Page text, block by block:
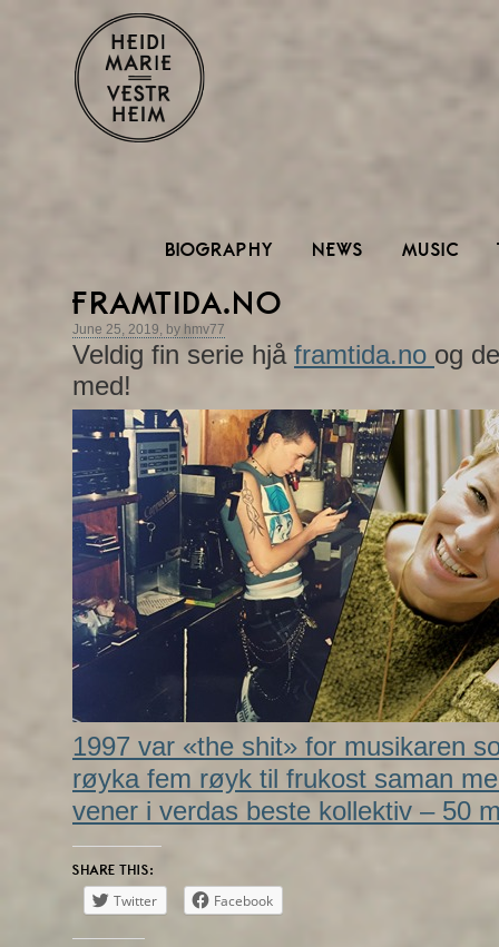
BIOGRAPHY NEWS MUSIC
FRAMTIDA.NO
June 25, 2019, by hmv77
Veldig fin serie hjå framtida.no og
med!
1997 var «the shit» for musikaren
røyka fem røyk til frukost saman
vener i verdas beste kollektiv – 50
SHARE THIS:
Twitter Facebook